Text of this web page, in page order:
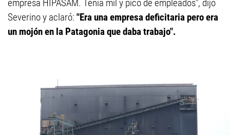
empresa HIPASAM. Tenía mil y pico de empleados", dijo
Severino y aclaró: "Era una empresa deficitaria pero era
un mojón en la Patagonia que daba trabajo".